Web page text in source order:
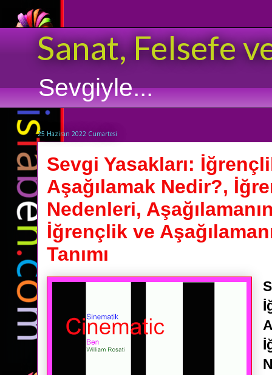
Sanat, Felsefe
Sevgiyle...
25 Haziran 2022 Cumartesi
Sevgi Yasakları:
Aşağılamak Nedir?,
Nedenleri,
İğrençlik ve
Tanımı